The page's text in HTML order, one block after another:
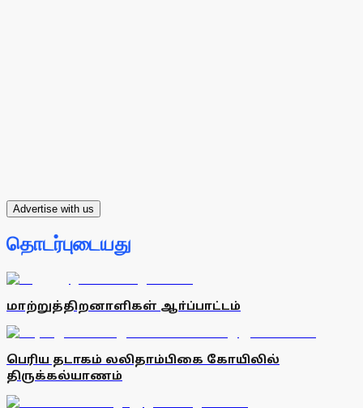
Advertise with us
தொடர்புடையது
மாற்றுத்திறனாளிகள் ஆா்ப்பாட்டம்
பெரிய தடாகம் லலிதாம்பிகை கோயிலில்
திருக்கல்யாணம்